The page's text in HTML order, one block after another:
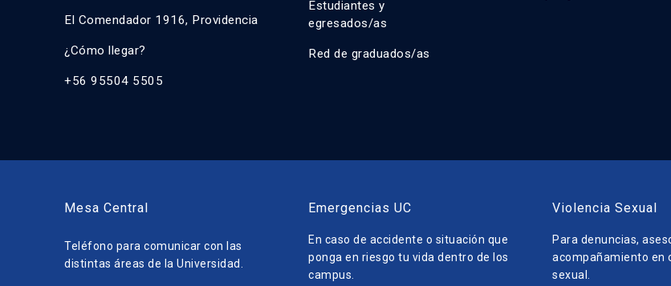
El Comendador 1916, Providencia
¿Cómo llegar?
+56 95504 5505
Estudiantes y
egresados/as
Red de graduados/as
Mesa Central
Teléfono para comunicar con las
distintas áreas de la Universidad.
Emergencias UC
En caso de accidente o situación que
ponga en riesgo tu vida dentro de los
campus.
Violencia Sexual
Para denuncias,
acompañamiento en
sexual.